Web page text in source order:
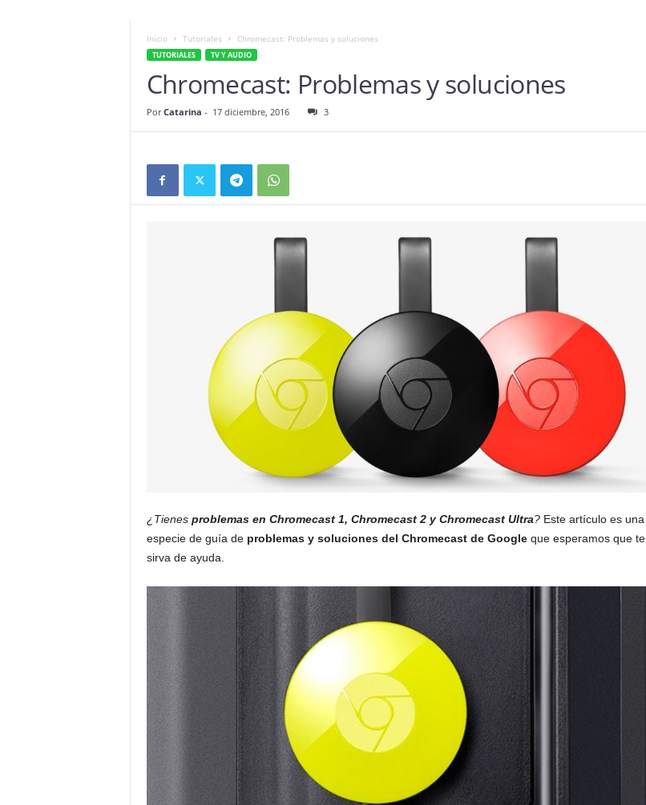
Inicio Tutoriales Chromecast: Problemas y soluciones
TUTORIALES TV Y AUDIO
Chromecast: Problemas y soluciones
Por Catarina - 17 diciembre, 2016 3
¿Tienes problemas en Chromecast 1, Chromecast 2 y Chromecast Ultra?Este artículo es una
especie de guía de problemas y soluciones del Chromecast de Googleque esperamos que te
sirva de ayuda.